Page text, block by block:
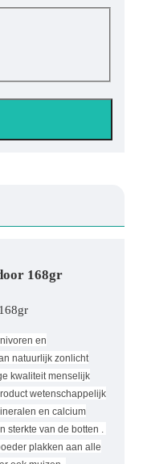
168gr
en
natuurlijk zonlicht
kwaliteit menselijk
wetenschappelijk
en calcium
van de botten .
plakken aan alle